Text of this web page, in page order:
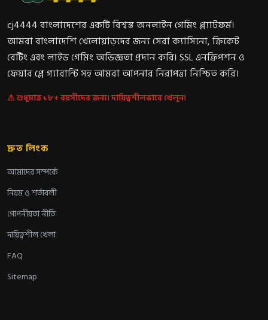
cj4444 বাংলাদেশের একটি বিশ্বস্ত অনলাইন গেমিং প্ল্যাটফর্ম।
আমরা বাংলাদেশি খেলোয়াড়দের জন্য সেরা ক্যাসিনো, ক্রিকেট
বেটিং এবং লাইভ গেমিং অভিজ্ঞতা প্রদান করি। SSL এনক্রিপশন ও
ফেয়ার প্লে গ্যারান্টি সহ আমরা আপনার নিরাপত্তা নিশ্চিত করি।
⚠ শুধুমাত্র ১৮+ বয়সীদের জন্য। দায়িত্বশীলভাবে খেলুন।
দ্রুত লিংক
আমাদের সম্পর্কে
নিয়ম ও শর্তাবলী
গোপনীয়তা নীতি
দায়িত্বশীল খেলা
FAQ
Sitemap